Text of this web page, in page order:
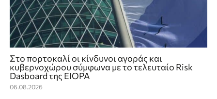
Στο πορτοκαλί οι κίνδυνοι αγοράς και
κυβερνοχώρου σύμφωνα με το τελευταίο Risk
Dasboard της EIOPA
06.08.2026